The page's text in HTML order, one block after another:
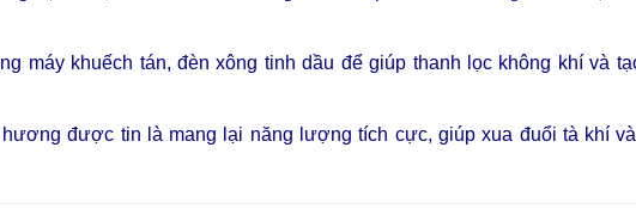
máy khuếch tán, đèn xông tinh dầu để giúp thanh lọc không khí và
hương được tin là mang lại năng lượng tích cực, giúp xua đuổi tà khí